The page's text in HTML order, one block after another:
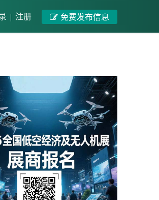
注册 免费发布信息